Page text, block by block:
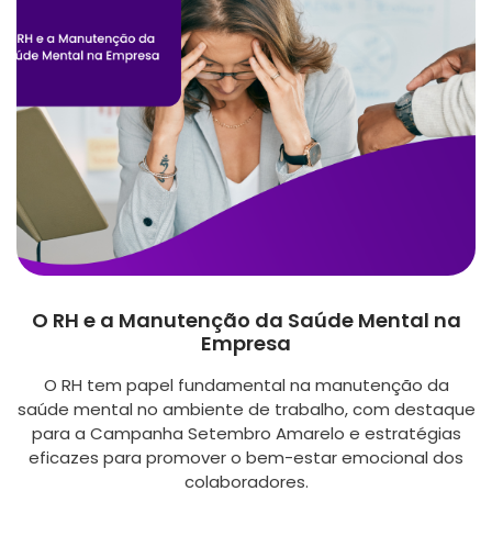
O RH e a Manutenção da Saúde Mental na
Empresa
O RH tem papel fundamental na manutenção da
saúde mental no ambiente de trabalho, com destaque
para a Campanha Setembro Amarelo e estratégias
eficazes para promover o bem-estar emocional dos
colaboradores.